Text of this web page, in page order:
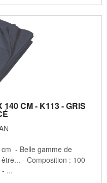
CM - K113 - GRIS
- Belle gamme de
- Composition : 100
- ...